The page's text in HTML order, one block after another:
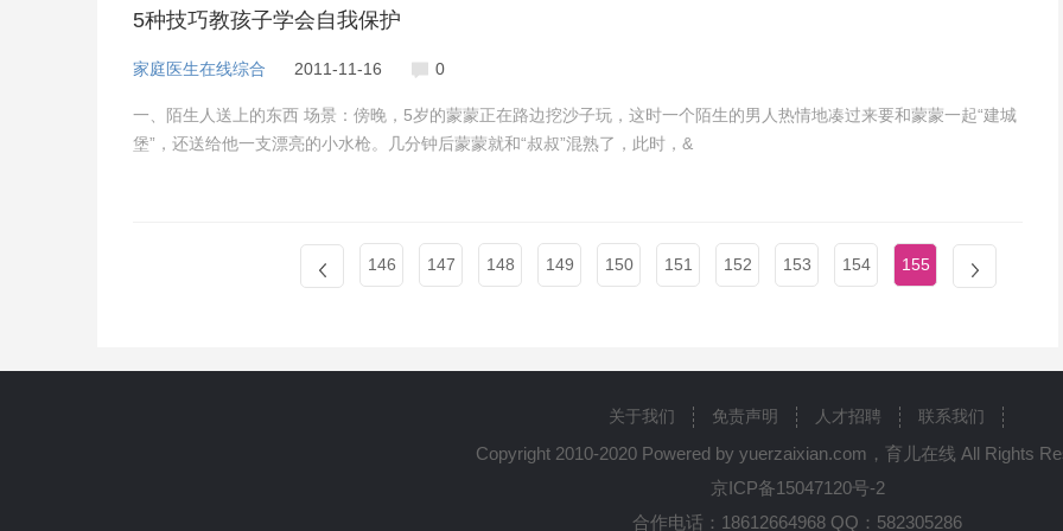
5种技巧教孩子学会自我保护
家庭医生在线综合 2011-11-16 0
一、陌生人送上的东西 场景：傍晚，5岁的蒙蒙正在路边挖沙子玩，这时一个陌生的男人热情地凑过来要和蒙蒙一起“建城
堡”，还送给他一支漂亮的小水枪。几分钟后蒙蒙就和“叔叔”混熟了，此时，&
146 147 148 149 150 151 152 153 154 155
关于我们 免责声明 人才招聘 联系我们
Copyright 2010-2020 Powered by yuerzaixian.com，育儿在线 All Rights
京ICP备15047120号-2
合作电话：18612664968 QQ：582305286